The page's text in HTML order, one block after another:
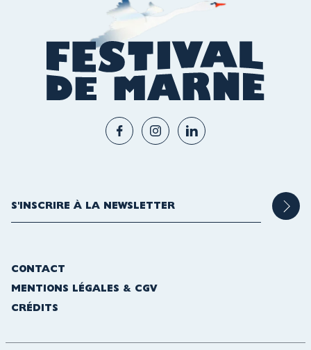
CONTACT
MENTIONS LÉGALES & CGV
CRÉDITS